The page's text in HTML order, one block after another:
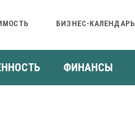
БИЗНЕС-КАЛЕНДАРЬ
ФИНАНСЫ